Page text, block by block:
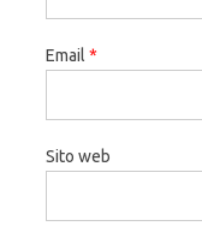
Email *
Sito web